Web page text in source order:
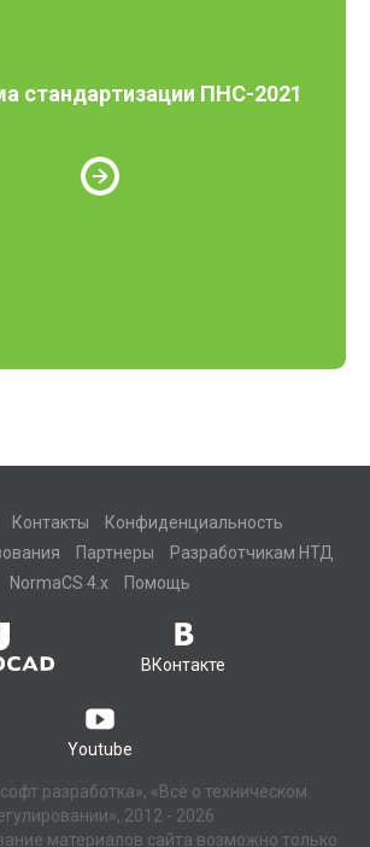
стандартизации ПНС-2021
Контакты
Конфиденциальность
Партнеры
Разработчикам НТД
NormaCS 4.x
Помощь
ВКонтакте
Youtube
разработка», «Всё о техническом
2012 - 2026
материалов сайта возможно только